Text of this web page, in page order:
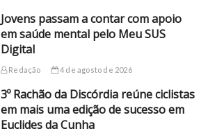
Jovens passam a contar com apoio
em saúde mental pelo Meu SUS
Digital
Redação 4 de agosto de 2026
3º Rachão da Discórdia reúne ciclistas
em mais uma edição de sucesso em
Euclides da Cunha